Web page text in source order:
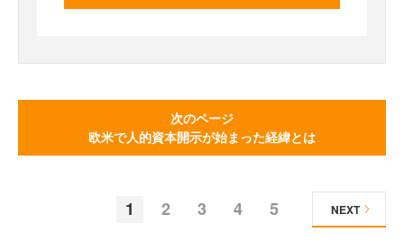
次のページ
欧米で人的資本開示が始まった経緯とは
1 2 3 4 5 NEXT